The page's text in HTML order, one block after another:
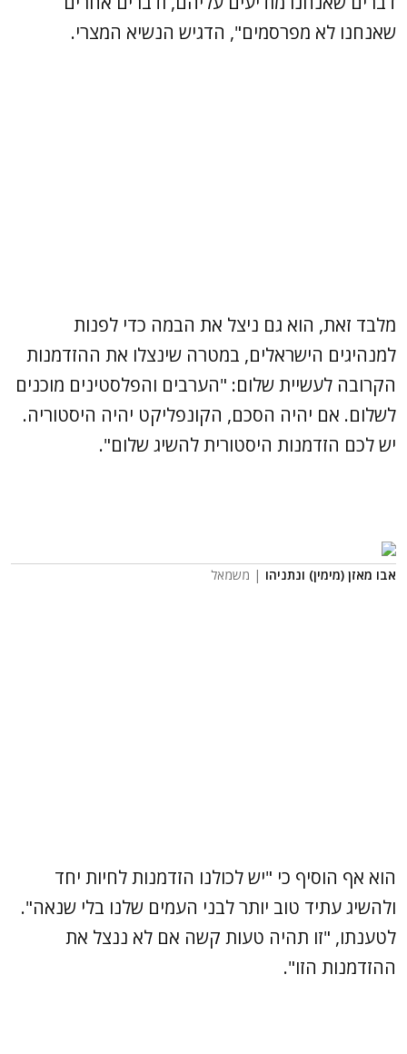
שאנחנו לא מפרסמים", הדגיש הנשיא המצרי.
מלבד זאת, הוא גם ניצל את הבמה כדי לפנות
למנהיגים הישראלים, במטרה שינצלו את ההזדמנות
הקרובה לעשיית שלום: "הערבים והפלסטינים מוכנים
לשלום. אם יהיה הסכם, הקונפליקט יהיה היסטוריה.
יש לכם הזדמנות היסטורית להשיג שלום".
אבו מאזן (מימין) ונתניהו | משמאל
הוא אף הוסיף כי "יש לכולנו הזדמנות לחיות יחד
ולהשיג עתיד טוב יותר לבני העמים שלנו בלי שנאה".
לטענתו, "זו תהיה טעות קשה אם לא ננצל את
ההזדמנות הזו".